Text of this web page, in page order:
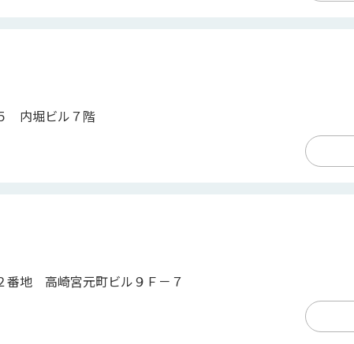
内堀ビル７階
番地 高崎宮元町ビル９Ｆ－７